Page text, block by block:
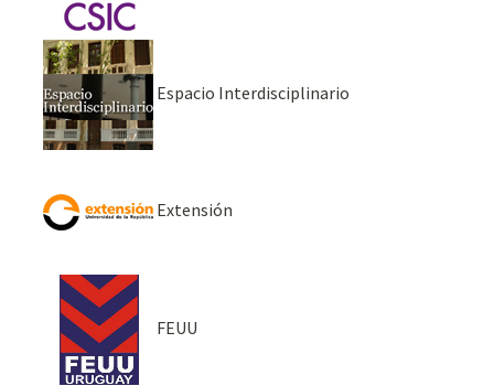
Espacio Interdisciplinario
Extensión
FEUU